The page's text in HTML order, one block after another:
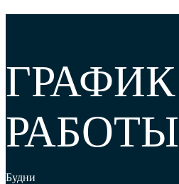
ГРАФИК
РАБОТЫ
Будни